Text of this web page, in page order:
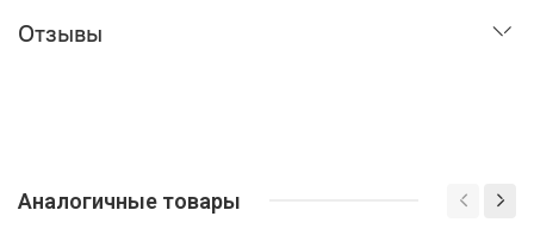
Отзывы
Аналогичные товары